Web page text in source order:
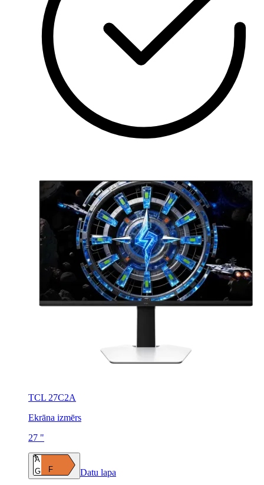
TCL 27C2A
Ekrāna izmērs
27 "
A
G
F Datu lapa